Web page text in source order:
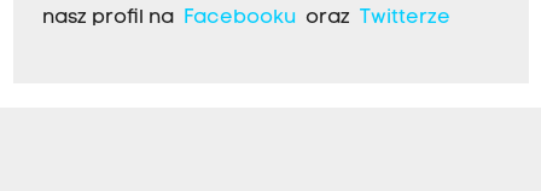
nasz profil na
Facebookuoraz Twitterze